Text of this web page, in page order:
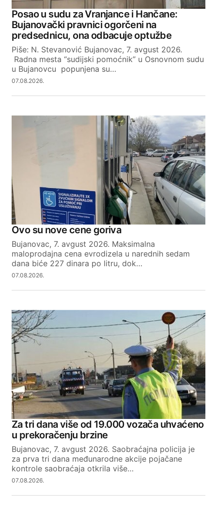
Posao u sudu za Vranjance i Hančane:
Bujanovački pravnici ogorčeni na
predsednicu, ona odbacuje optužbe
Piše: N. Stevanović Bujanovac, 7. avgust 2026.
Radna mesta “sudijski pomoćnik” u Osnovnom sudu
u Bujanovcu popunjena su…
07.08.2026.
Ovo su nove cene goriva
Bujanovac, 7. avgust 2026. Maksimalna
maloprodajna cena evrodizela u narednih sedam
dana biće 227 dinara po litru, dok…
07.08.2026.
Za tri dana više od 19.000 vozača uhvaćeno
u prekoračenju brzine
Bujanovac, 7. avgust 2026. Saobraćajna policija je
za prva tri dana međunarodne akcije pojačane
kontrole saobraćaja otkrila više…
07.08.2026.